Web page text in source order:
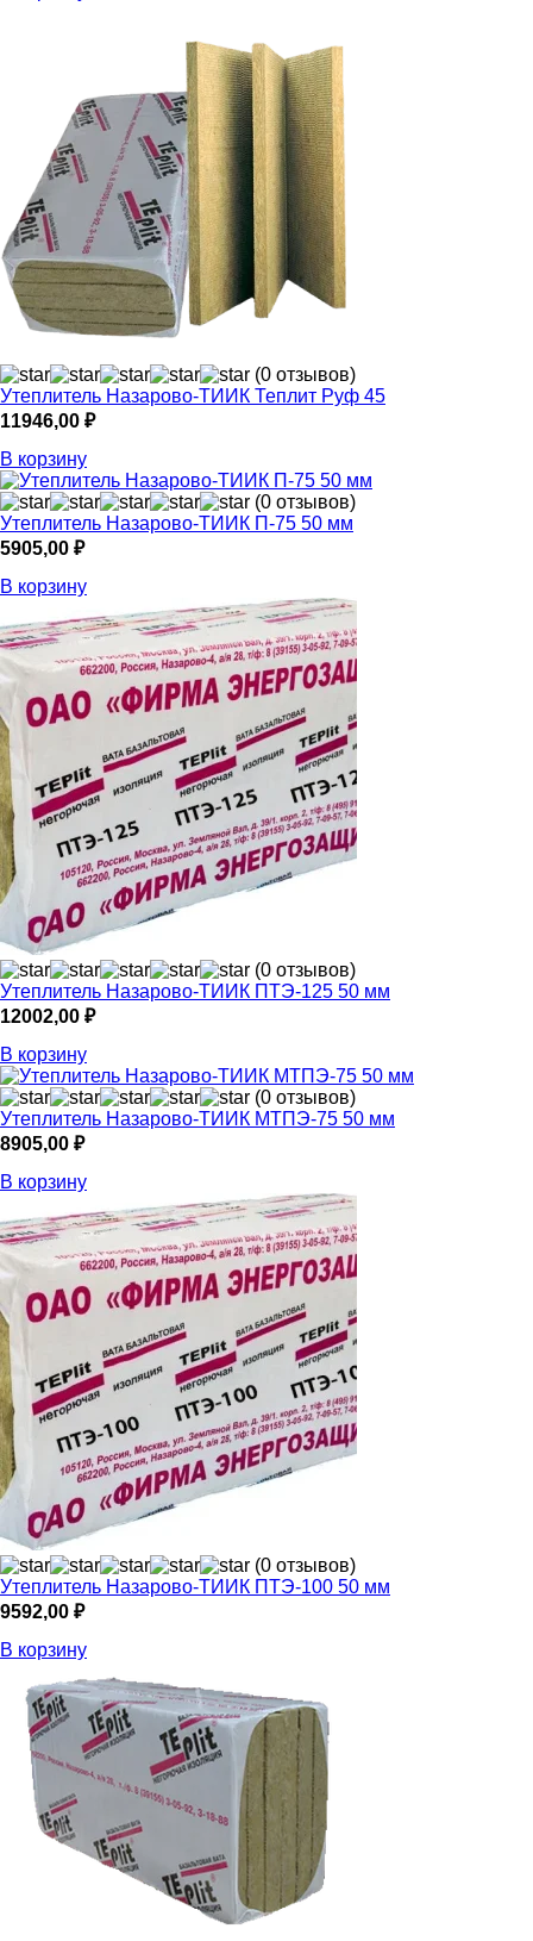
(0 отзывов)
Утеплитель Назарово-ТИИК Теплит Руф 45
11946,00 ₽
В корзину
(0 отзывов)
Утеплитель Назарово-ТИИК П-75 50 мм
5905,00 ₽
В корзину
(0 отзывов)
Утеплитель Назарово-ТИИК ПТЭ-125 50 мм
12002,00 ₽
В корзину
(0 отзывов)
Утеплитель Назарово-ТИИК МТПЭ-75 50 мм
8905,00 ₽
В корзину
(0 отзывов)
Утеплитель Назарово-ТИИК ПТЭ-100 50 мм
9592,00 ₽
В корзину